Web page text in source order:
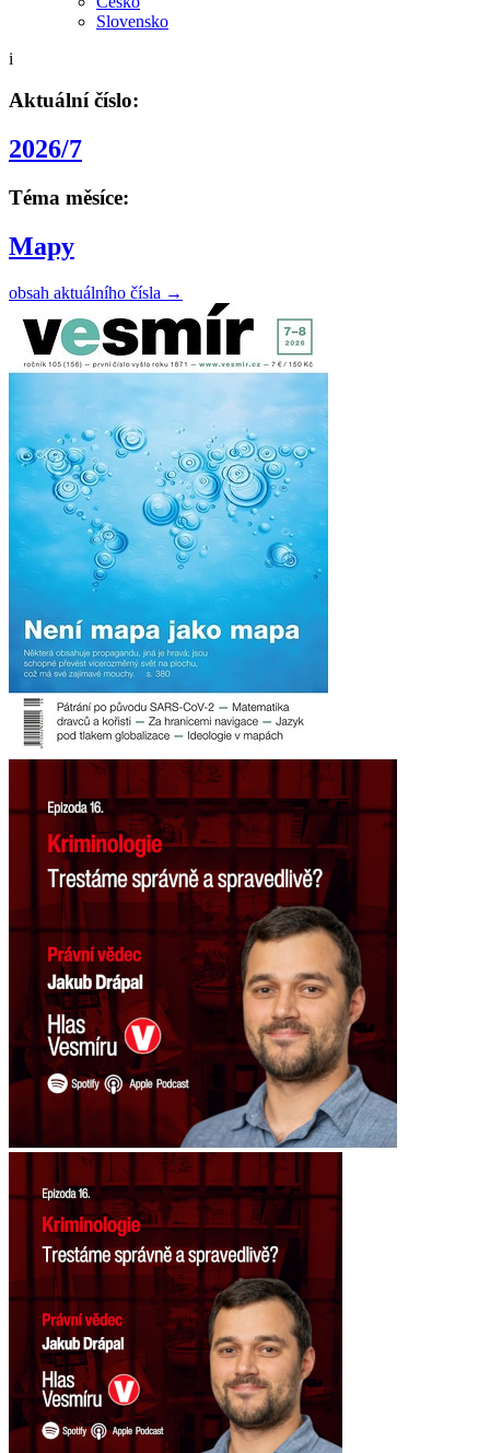
Slovensko
i
Aktuální číslo:
2026/7
Téma měsíce:
Mapy
obsah aktuálního čísla →